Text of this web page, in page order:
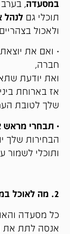
במסעדה,
תוכלי גם לנהל
ולאכול
• ואם את
חברה,
ואת יודעת
אז בארוחת
שלך לטובת
• תבחרי מראש
הבחירות שלך
ותוכלי
2. מה לאוכל במסעדה?
כל מסעדה
אנסה לתת את